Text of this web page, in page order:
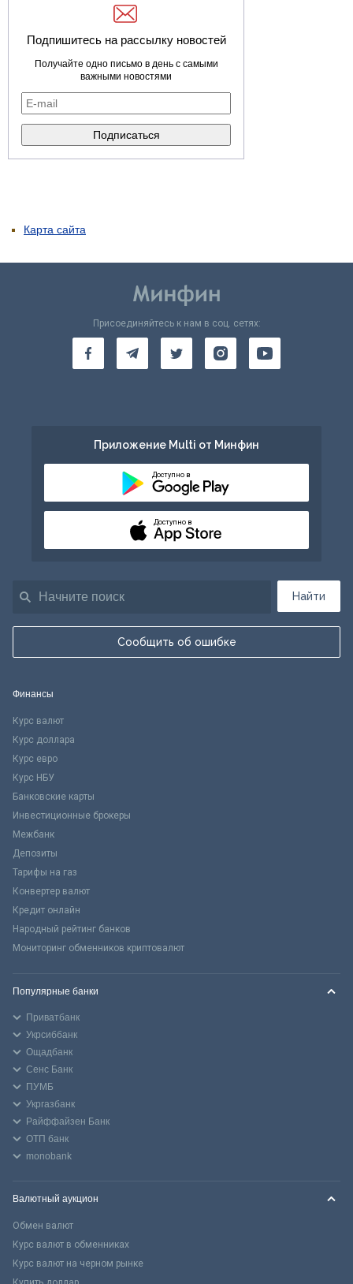
Подпишитесь на рассылку новостей
Получайте одно письмо в день с самыми
важными новостями
Карта сайта
Найти
Сообщить об ошибке
Присоединяйтесь к нам в соц. сетях:
Приложение Multi от Минфин
Доступно в
Доступно в
Финансы
Курс валют
Курс доллара
Курс евро
Курс НБУ
Банковские карты
Инвестиционные брокеры
Межбанк
Депозиты
Тарифы на газ
Конвертер валют
Кредит онлайн
Народный рейтинг банков
Мониторинг обменников криптовалют
Популярные банки
Приватбанк
Укрсиббанк
Ощадбанк
Сенс Банк
ПУМБ
Укргазбанк
Райффайзен Банк
ОТП банк
monobank
Валютный аукцион
Обмен валют
Курс валют в обменниках
Курс валют на черном рынке